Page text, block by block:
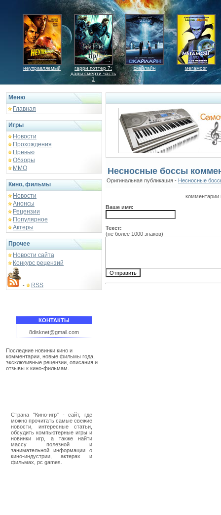
неуправляемый
гарри поттер 7:
дары смерти часть
1
скайлайн мегамозг
Меню
Главная
Игры
Новости
Прохождения
Превью
Обзоры
ММО
Кино, фильмы
Новости
Анонсы
Рецензии
Популярное
Актеры
Прочее
Новости сайта
Конкурс рецензий
- RSS
КОНТАКТЫ
8disknet@gmail.com
Последние новинки кино и
комментарии, новые фильмы года,
эксклюзивные рецензии, описания и
отзывы к кино-фильмам.
Страна "Кино-игр" - сайт, где
можно прочитать самые свежие
новости, интересные статьи,
обсудить компьютерные игры и
новинки игр, а также найти
массу полезной и
занимательной информации о
кино-индустрии, актерах и
фильмах, pc games.
Несносные боссы
Оригинальная публикация - Несносные
комментарии
Ваше имя:
Текст:
(не более 1000 знаков)